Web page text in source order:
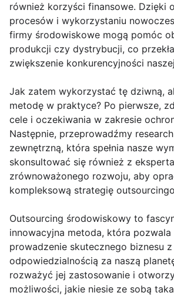
również korzyści finansowe. Dzięki
procesów i wykorzystaniu
firmy środowiskowe mogą pomóc
produkcji czy dystrybucji, co
zwiększenie konkurencyjności
Jak zatem wykorzystać tę dziwną,
metodę w praktyce? Po pierwsze,
cele i oczekiwania w zakresie
Następnie, przeprowadźmy
zewnętrzną, która spełnia nasze
skonsultować się również z
zrównoważonego rozwoju, aby
kompleksową strategię
Outsourcing środowiskowy to
innowacyjna metoda, która pozwala
prowadzenie skutecznego biznesu z
odpowiedzialnością za naszą
rozważyć jej zastosowanie i
możliwości, jakie niesie ze sobą